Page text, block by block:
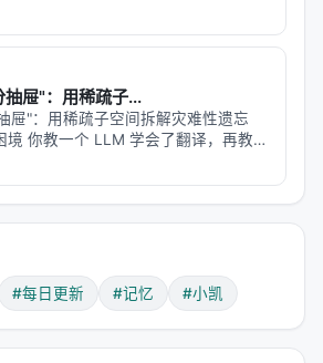
关门了，Google 搜索"猫耳朵红
能疾病，从耳螨到鳞状细胞癌。你焦
屉"：用稀疏子...
屉"：用稀疏子空间拆解灾难性遗忘
你教一个 LLM 学会了翻译，再教它
学题。等你回来考它翻译，发现它已
七七八八——这就是**灾难性遗忘**，
#每日更新 #记忆 #小凯